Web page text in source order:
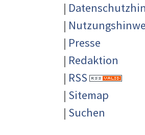
|
|
| Presse
| Redaktion
| RSS
| Sitemap
| Suchen